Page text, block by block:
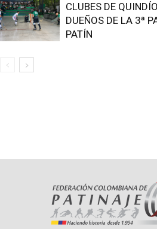
CLUBES DE
DUEÑOS DE LA 3ª
PATÍN